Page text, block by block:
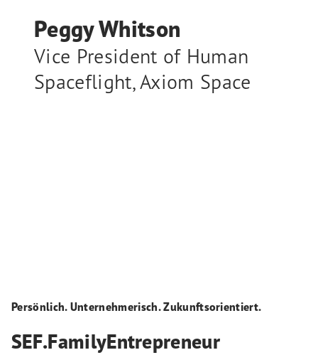
Peggy Whitson
Vice President of Human
Spaceflight,Axiom Space
Persönlich. Unternehmerisch. Zukunftsorientiert.
SEF.FamilyEntrepreneur